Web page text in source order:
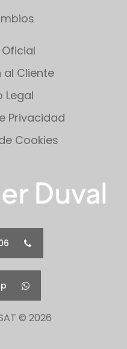
Oficial
al Cliente
Legal
Privacidad
Cookies
©2026